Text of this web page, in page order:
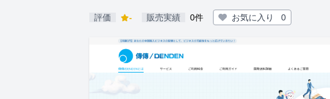
評価 - 販売実績 0件 お気に入り 0